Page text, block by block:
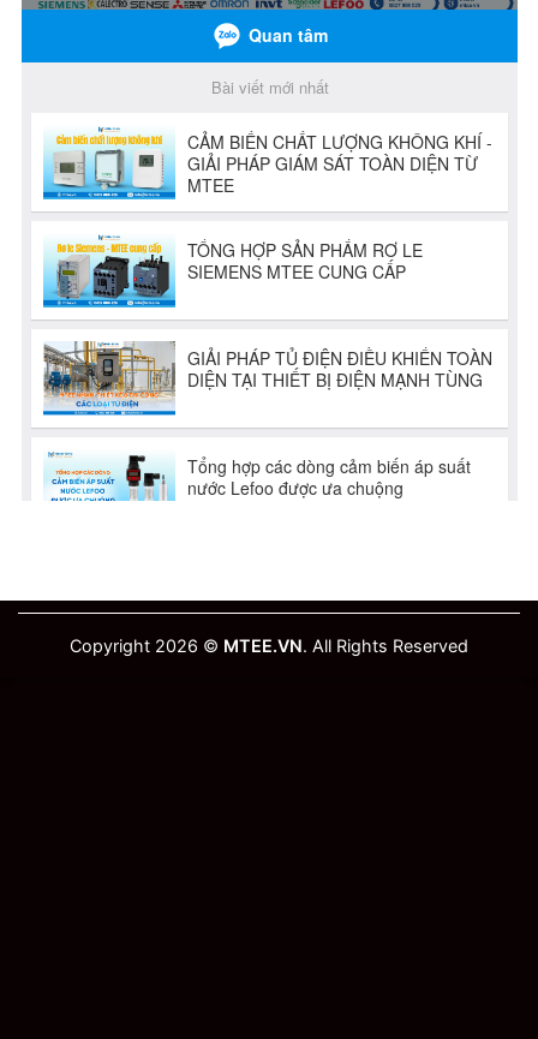
Copyright 2026 © MTEE.VN. All Rights Reserved